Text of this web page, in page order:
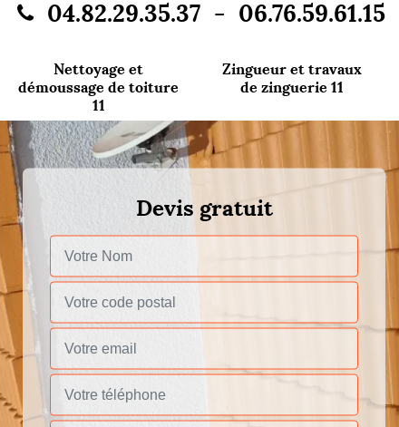
04.82.29.35.37 - 06.76.59.61.15
Nettoyage et
démoussage de toiture
11
Zingueur et travaux
de zinguerie 11
Devis gratuit